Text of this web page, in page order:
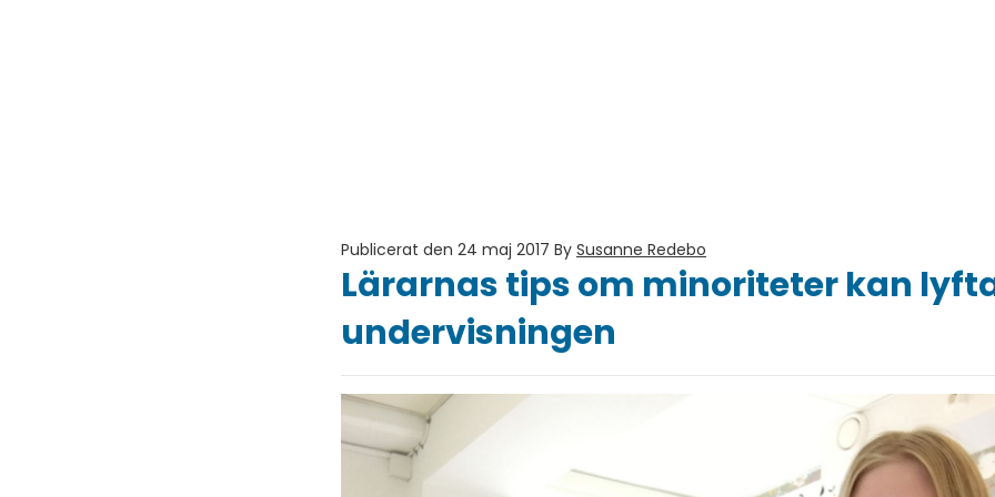
Publicerat den 24 maj 2017 By Susanne Redebo
Lärarnas tips om minoriteter kan
undervisningen